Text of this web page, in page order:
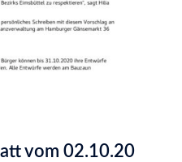
vom 02.10.20